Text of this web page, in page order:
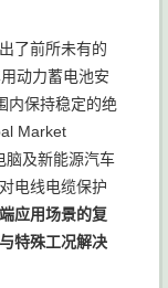
了前所未有的
动力蓄电池安
保持稳定的绝
Market
脑及新能源汽车
电线电缆保护
应用场景的复
特殊工况解决